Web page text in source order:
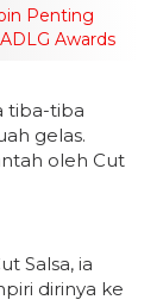
Penting
Awards
tiba-tiba
gelas.
oleh Cut
Salsa, ia
dirinya ke